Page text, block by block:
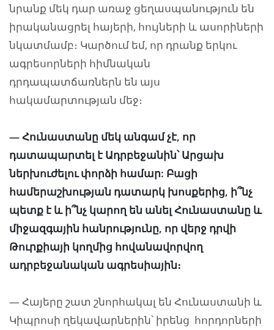
նրանք մեկ դար առաջ ցեղասպանություն են
իրականացրել հայերի, հույների և ասորիների
նկատմամբ։ Կարծում եմ, որ դրանք երկու
ագրեսորների հիմնական
դրդապատճառներն են այս
հակամարտության մեջ։
— Հունաստանը մեկ անգամ չէ, որ
դատապարտել է Ադրբեջանին՝ Արցախ
ներխուժելու փորձի համար: Բացի
համերաշխության դատարկ խոսքերից, ի՞նչ
պետք է և ի՞նչ կարող են անել Հունաստանը և
միջազգային հանրությունը, որ վերջ դրվի
Թուրքիայի կողմից հովանավորվող
ադրբեջանական ագրեսիային։
— Հայերը շատ շնորհակալ են Հունաստանի և
Կիպրոսի ղեկավարներին՝ իրենց հորդորների